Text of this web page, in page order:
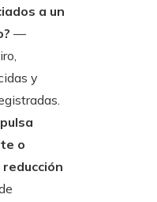
a un
—
y
o